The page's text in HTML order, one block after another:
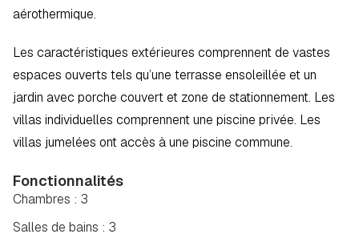
aérothermique.
Les caractéristiques extérieures comprennent de vastes
espaces ouverts tels qu’une terrasse ensoleillée et un
jardin avec porche couvert et zone de stationnement. Les
villas individuelles comprennent une piscine privée. Les
villas jumelées ont accès à une piscine commune.
Fonctionnalités
Salles de bains : 3
Chambres : 3